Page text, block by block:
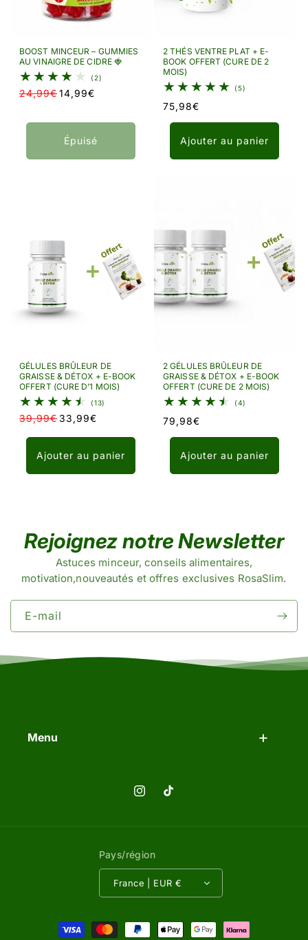
BOOST MINCEUR – GUMMIES
AU VINAIGRE DE CIDRE 🍓
(2) 2 total des critiques
Prix habituel
24,99€
Prix promotionnel
14,99€
Épuisé
2 THÉS VENTRE PLAT + E-
BOOK OFFERT (CURE DE 2
MOIS)
(5)
Prix habituel
75,98€
Ajouter au panier
GÉLULES BRÛLEUR DE
GRAISSE & DÉTOX + E-BOOK
OFFERT (CURE D’1 MOIS)
(13) 13 total des critiques
Prix habituel
39,99€
Prix promotionnel
33,99€
Ajouter au panier
2 GÉLULES BRÛLEUR DE
GRAISSE & DÉTOX + E-BOOK
OFFERT (CURE DE 2 MOIS)
(4)
Prix habituel
79,98€
Ajouter au panier
Rejoignez notre Newsletter
Astuces minceur, conseils alimentaires,
motivation,nouveautés et offres exclusives RosaSlim.
E-mail
Menu
InstagramTikTok
Pays/région
France | EUR €